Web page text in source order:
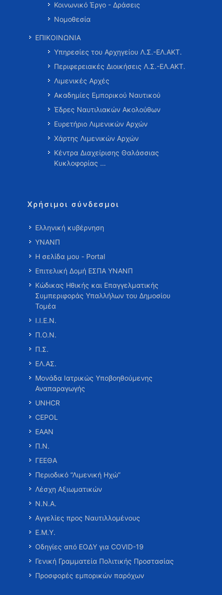
Κοινωνικό Έργο - Δράσεις
Νομοθεσία
ΕΠΙΚΟΙΝΩΝΙΑ
Υπηρεσίες του Αρχηγείου Λ.Σ.-ΕΛ.ΑΚΤ.
Περιφερειακές Διοικήσεις Λ.Σ.-ΕΛ.ΑΚΤ.
Λιμενικές Αρχές
Ακαδημίες Εμπορικού Ναυτικού
Έδρες Ναυτιλιακών Ακολούθων
Ευρετήριο Λιμενικών Αρχών
Χάρτης Λιμενικών Αρχών
Κέντρα Διαχείρισης Θαλάσσιας
Κυκλοφορίας …
Χρήσιμοι σύνδεσμοι
Ελληνική κυβέρνηση
ΥΝΑΝΠ
Η σελίδα μου - Portal
Επιτελική Δομή ΕΣΠΑ ΥΝΑΝΠ
Κώδικας Ηθικής και Επαγγελματικής
Συμπεριφοράς Υπαλλήλων του Δημοσίου
Τομέα
Ι.Ι.Ε.Ν.
Π.Ο.Ν.
Π.Σ.
ΕΛ.ΑΣ.
Μονάδα Ιατρικώς Υποβοηθούμενης
Αναπαραγωγής
UNHCR
CEPOL
ΕΑΑΝ
Π.Ν.
ΓΕΕΘΑ
Περιοδικό “Λιμενική Ηχώ”
Λέσχη Αξιωματικών
Ν.Ν.Α.
Αγγελίες προς Ναυτιλλομένους
Ε.Μ.Υ.
Οδηγίες από ΕΟΔΥ για COVID-19
Γενική Γραμματεία Πολιτικής Προστασίας
Προσφορές εμπορικών παρόχων